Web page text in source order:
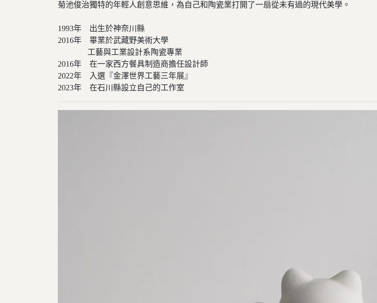
菊池俊治獨特的年輕人創意思維，為自己和陶瓷業打開了一扇從未有過的現代美學。
1993年 出生於神奈川縣
2016年 畢業於武藏野美術大學
工藝與工業設計系陶瓷專業
2016年 在一家西方餐具制造商擔任設計師
2022年 入選『金澤世界工藝三年展』
2023年 在石川縣設立自己的工作室